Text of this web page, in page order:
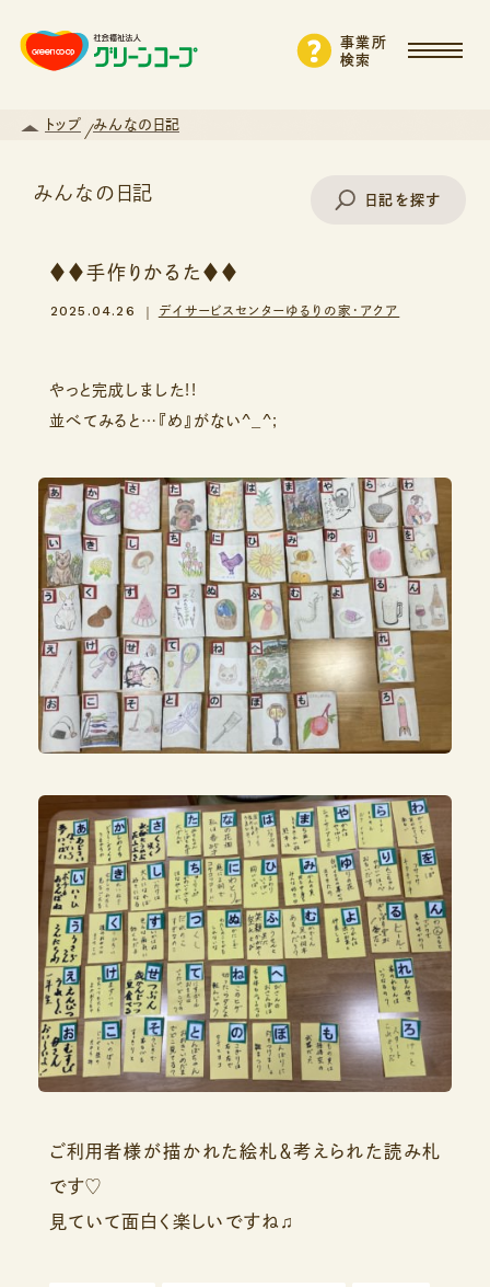
事業所
検索
トップ みんなの日記
みんなの日記 日記を探す
エリアから探す
♦♦手作りかるた♦♦
2025.04.26 デイサービスセンターゆるりの家・アクア
やっと完成しました!!
並べてみると…『め』がない^_^;
ご利用者様が描かれた絵札＆考えられた読み札
です♡
見ていて面白く楽しいですね♫